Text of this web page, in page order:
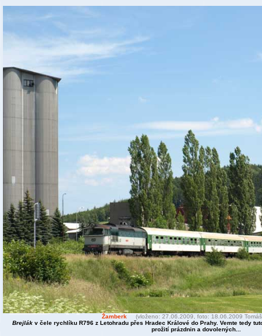
Žamberk
(vloženo: 27.06.2009, foto: 18.06.2009
Brejlák v čele rychlíku R796 z Letohradu přes Hradec Králové do Prahy. Vemte tedy
prožití prázdnin a dovolených...